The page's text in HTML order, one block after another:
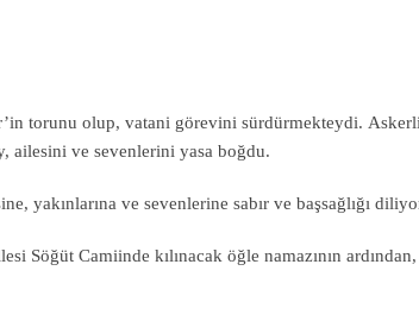
torunu olup, vatani görevini sürdürmekteydi.
ailesini ve sevenlerini yasa boğdu.
yakınlarına ve sevenlerine sabır ve başsağlığı
Söğüt Camiinde kılınacak öğle namazının